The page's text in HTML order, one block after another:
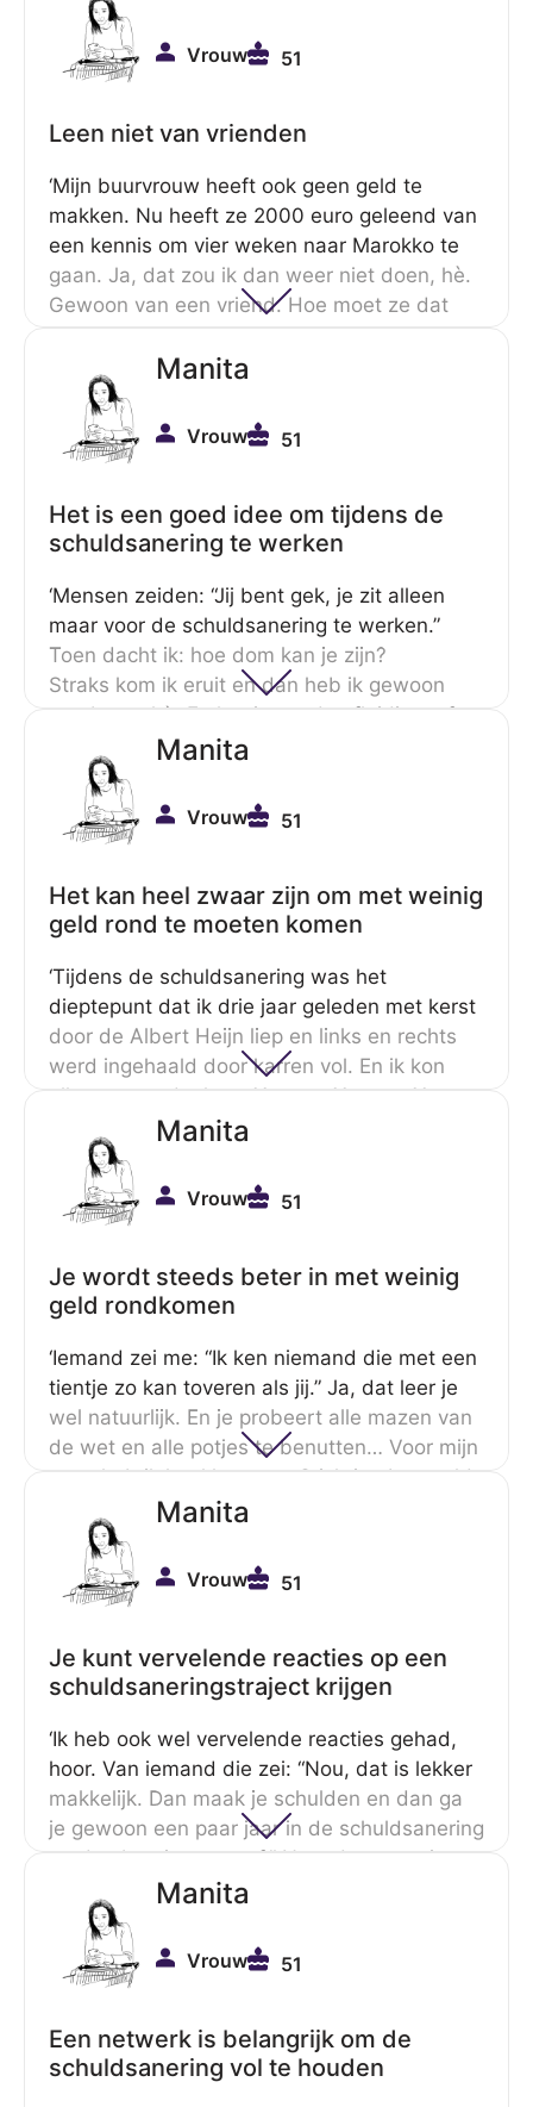
Vrouw 51
Leen niet van vrienden
‘Mijn buurvrouw heeft ook geen geld te
makken. Nu heeft ze 2000 euro geleend van
een kennis om vier weken naar Marokko te
gaan. Ja, dat zou ik dan weer niet doen, hè.
Gewoon van een vriend. Hoe moet ze dat
mensen heel veel lenen onder elkaar. Dat
valt met de schuldsanering nooit te regelen.’
Manita
Vrouw 51
Het is een goed idee om tijdens de
schuldsanering te werken
‘Mensen zeiden: “Jij bent gek, je zit alleen
maar voor de schuldsanering te werken.”
Toen dacht ik: hoe dom kan je zijn?
Straks kom ik eruit en dan heb ik gewoon
een baan, hè. En het is goede afleiding, of
het nou een baan of vrijwilligerswerk is.’
Manita
Vrouw 51
Het kan heel zwaar zijn om met weinig
geld rond te moeten komen
‘Tijdens de schuldsanering was het
dieptepunt dat ik drie jaar geleden met kerst
door de Albert Heijn liep en links en rechts
werd ingehaald door karren vol. En ik kon
alleen maar denken: 11 euro, 11 euro, 11 euro.
En ik maar rekenen, rekenen. Nou, dat vond
ik echt zo erg.’
Manita
Vrouw 51
Je wordt steeds beter in met weinig
geld rondkomen
‘Iemand zei me: “Ik ken niemand die met een
tientje zo kan toveren als jij.” Ja, dat leer je
wel natuurlijk. En je probeert alle mazen van
de wet en alle potjes te benutten… Voor mijn
zoon heb ik heel lang van Stichting Leergeld
schoolspullen gekregen en zij hebben voor
een aantal creatieve cursussen voor hem
betaald.’
Manita
Vrouw 51
Je kunt vervelende reacties op een
schuldsaneringstraject krijgen
‘Ik heb ook wel vervelende reacties gehad,
hoor. Van iemand die zei: “Nou, dat is lekker
makkelijk. Dan maak je schulden en dan ga
je gewoon een paar jaar in de schuldsanering
en dan ben je er vanaf.” Nou, dan weet je
echt niet waar je over praat. En iemand
anders die zei: “Als je nou straks uit de
schulden bent, moet je niet zo veel uitgeven.”
Nou, ik beet bijna haar kop eraf.’
Manita
Vrouw 51
Een netwerk is belangrijk om de
schuldsanering vol te houden